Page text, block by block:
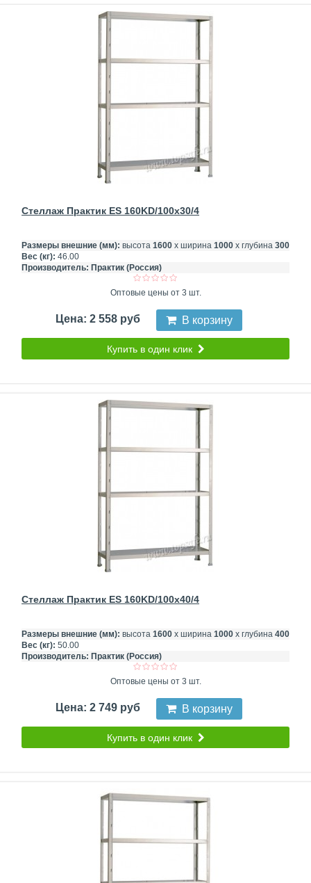
Стеллаж Практик ES 160KD/100x30/4
Размеры внешние (мм): высота 1600 х ширина 1000 х глубина 300
Вес (кг): 46.00
Производитель: Практик (Россия)
Оптовые цены от 3 шт.
Цена: 2 558 руб В корзину
Купить в один клик
Стеллаж Практик ES 160KD/100x40/4
Размеры внешние (мм): высота 1600 х ширина 1000 х глубина 400
Вес (кг): 50.00
Производитель: Практик (Россия)
Оптовые цены от 3 шт.
Цена: 2 749 руб В корзину
Купить в один клик